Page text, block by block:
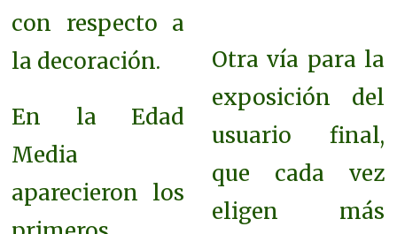
con respecto a
la decoración.
En la Edad
Media
aparecieron los
Otra vía para la
exposición del
usuario final,
que cada vez
eligen más